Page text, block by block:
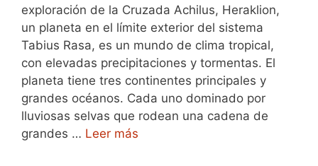
exploración de la Cruzada Achilus, Heraklion,
un planeta en el límite exterior del sistema
Tabius Rasa, es un mundo de clima tropical,
con elevadas precipitaciones y tormentas. El
planeta tiene tres continentes principales y
grandes océanos. Cada uno dominado por
lluviosas selvas que rodean una cadena de
grandes … Leer más